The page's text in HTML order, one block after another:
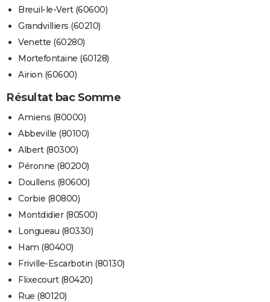
Breuil-le-Vert (60600)
Grandvilliers (60210)
Venette (60280)
Mortefontaine (60128)
Airion (60600)
Résultat bac Somme
Amiens (80000)
Abbeville (80100)
Albert (80300)
Péronne (80200)
Doullens (80600)
Corbie (80800)
Montdidier (80500)
Longueau (80330)
Ham (80400)
Friville-Escarbotin (80130)
Flixecourt (80420)
Rue (80120)